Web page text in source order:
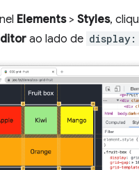
Elements> Styles,
ao lado de